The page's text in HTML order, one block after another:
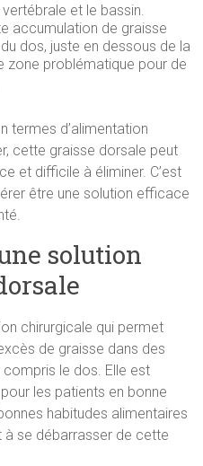
et le bassin.
accumulation de graisse
dos, juste en dessous de la
zone problématique pour de
termes d’alimentation
cette graisse dorsale peut
et difficile à éliminer. C’est
être une solution efficace
solution
chirurgicale qui permet
de graisse dans des
le dos. Elle est
les patients en bonne
habitudes alimentaires
à se débarrasser de cette